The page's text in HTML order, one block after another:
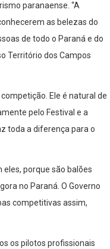
paranaense. “A
as belezas do
de todo o Paraná e do
Território dos Campos
Ele é natural de
pelo Festival e a
toda a diferença para o
porque são balões
no Paraná. O Governo
competitivas assim,
os pilotos profissionais